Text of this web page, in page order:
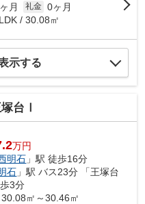
月 礼金 0ヶ月
/ 30.08㎡
示する
台Ⅰ
万円
明石 」駅 徒歩16分
石 」駅 バス23分 「王塚台
3分
㎡～30.46㎡